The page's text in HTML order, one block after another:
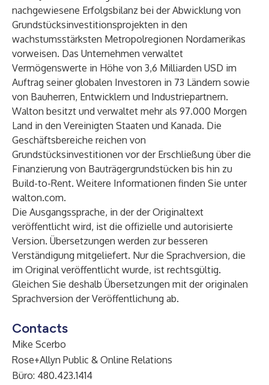
nachgewiesene Erfolgsbilanz bei der Abwicklung von
Grundstücksinvestitionsprojekten in den
wachstumsstärksten Metropolregionen Nordamerikas
vorweisen. Das Unternehmen verwaltet
Vermögenswerte in Höhe von 3,6 Milliarden USD im
Auftrag seiner globalen Investoren in 73 Ländern sowie
von Bauherren, Entwicklern und Industriepartnern.
Walton besitzt und verwaltet mehr als 97.000 Morgen
Land in den Vereinigten Staaten und Kanada. Die
Geschäftsbereiche reichen von
Grundstücksinvestitionen vor der Erschließung über die
Finanzierung von Bauträgergrundstücken bis hin zu
Build-to-Rent. Weitere Informationen finden Sie unter
walton.com.
Die Ausgangssprache, in der der Originaltext
veröffentlicht wird, ist die offizielle und autorisierte
Version. Übersetzungen werden zur besseren
Verständigung mitgeliefert. Nur die Sprachversion, die
im Original veröffentlicht wurde, ist rechtsgültig.
Gleichen Sie deshalb Übersetzungen mit der originalen
Sprachversion der Veröffentlichung ab.
Contacts
Mike Scerbo
Rose+Allyn Public & Online Relations
Büro: 480.423.1414